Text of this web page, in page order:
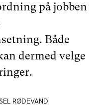
RØDEVAND
på jobben
Både
dermed velge